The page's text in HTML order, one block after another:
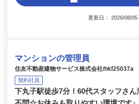
更新日： 2026/08/
マンションの管理員
住友不動産建物サービス株式会社/hkf25037a
契約社員
下丸子駅徒歩7分！60代スタッフさ